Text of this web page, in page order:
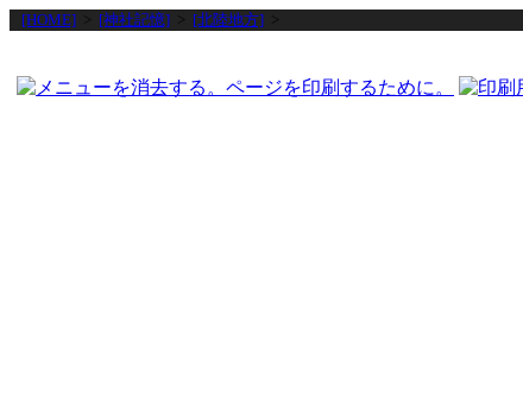
[HOME] [神社記憶] [北陸地方]